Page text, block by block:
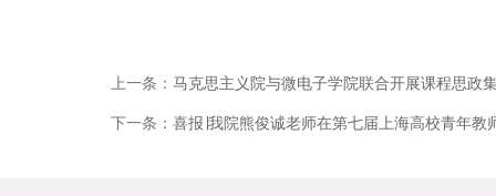
上一条： 马克思主义院与微电子学院联合开展课程思政
下一条： 喜报∣我院熊俊诚老师在第七届上海高校青年教